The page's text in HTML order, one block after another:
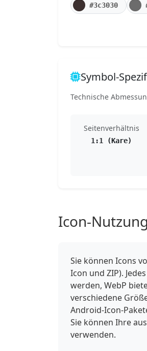
#3c3030
Symbol-
Technische
Seitenverhältnis
1:1 (Kare)
Icon-Nutzung
Sie können Icons
Icon und ZIP).
werden, WebP
verschiedene
Android-Icon-
Sie können Ihre
verwenden.